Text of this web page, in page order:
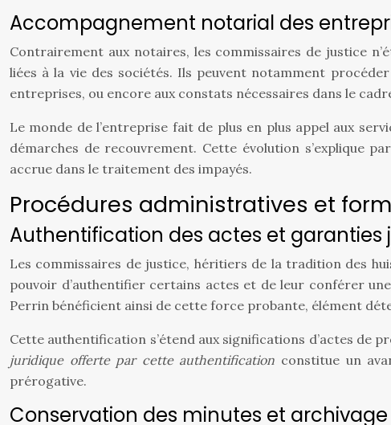
Accompagnement notarial des
Contrairement aux notaires, les commissaires de justice
liées à la vie des sociétés. Ils peuvent notamment
entreprises, ou encore aux constats nécessaires dans le
Le monde de l’entreprise fait de plus en plus appel aux
démarches de recouvrement. Cette évolution s’explique
accrue dans le traitement des impayés.
Procédures administratives et
Authentification des actes et garanties
Les commissaires de justice, héritiers de la tradition des
pouvoir d’authentifier certains actes et de leur conférer
Perrin bénéficient ainsi de cette force probante, élément
Cette authentification s’étend aux significations d’actes de
juridique offerte par cette authentification constitue un
prérogative.
Conservation des minutes et